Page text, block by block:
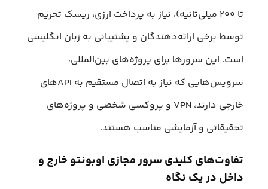
تا ۲۰۰ میلی‌ثانیه)، نیاز به پرداخت ارزی، ریسک تحریم
توسط برخی ارائه‌دهندگان و پشتیبانی به زبان انگلیسی
است. این سرورها برای پروژه‌های بین‌المللی،
سرویس‌هایی که نیاز به اتصال مستقیم به APIهای
خارجی دارند، VPN و پروکسی شخصی و پروژه‌های
تحقیقاتی و آزمایشی مناسب هستند.
تفاوت‌های کلیدی سرور مجازی اوبونتو خارج و
داخل در یک نگاه